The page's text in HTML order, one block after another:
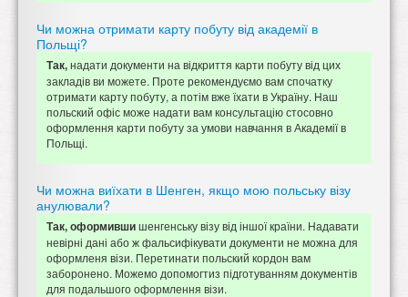
Чи можна отримати карту побуту від академії в
Польщі?
Так,надати документи на відкриття карти побуту від цих
закладів ви можете. Проте рекомендуємо вам спочатку
отримати карту побуту, а потім вже їхати в Україну. Наш
польский офіс може надати вам консультацію стосовно
оформлення карти побуту за умови навчання в Академії в
Польщі.
Чи можна виїхати в Шенген, якщо мою польську візу
анулювали?
Так, оформившишенгенську візу від іншої країни. Надавати
невірні дані або ж фальсифікувати документи не можна для
оформленя візи. Перетинати польский кордон вам
заборонено. Можемо допомогтиз підготуванням документів
для подальшого оформлення візи.